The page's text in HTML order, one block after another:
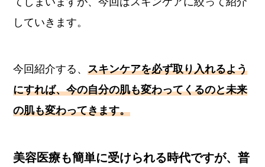
していきます。
今回紹介する、スキンケアを必ず取り入れるよう
にすれば、今の自分の肌も変わってくるのと未来
の肌も変わってきます。
美容医療も簡単に受けられる時代ですが、普